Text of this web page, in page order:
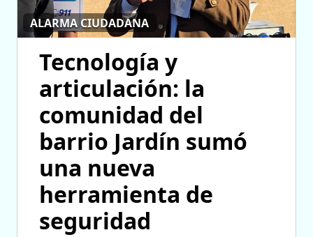
ALARMA CIUDADANA
Tecnología y
articulación: la
comunidad del
barrio Jardín sumó
una nueva
herramienta de
seguridad